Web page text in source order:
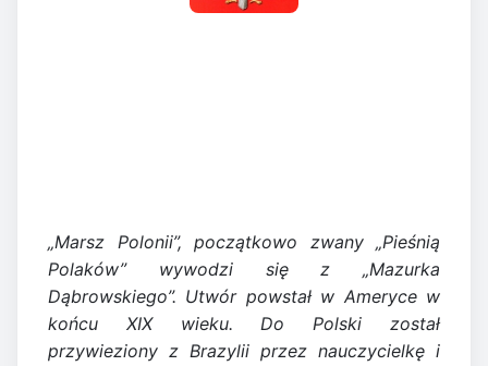
„Marsz Polonii”, początkowo zwany „Pieśnią
Polaków” wywodzi się z „Mazurka
Dąbrowskiego”. Utwór powstał w Ameryce w
końcu XIX wieku. Do Polski został
przywieziony z Brazylii przez nauczycielkę i